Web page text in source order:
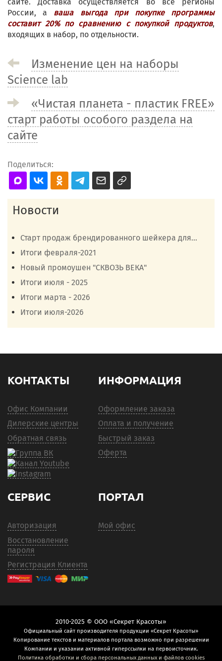
России, а ваша выгода при покупке программы
составит 20% по сравнению с покупкой продуктов,
входящих в набор, по отдельности.
Изменение цен на наборы
Science lab
«Чистая планета - пластик FREE»
старт работы особого раздела на
сайте
Поделиться:
Новости
Старт продаж брендированного шейкера для...
Итоги февраля-2021
Новый промоушен "СКВОЗЬ ВЕКА"
Итоги июля - 2025
Итоги марта - 2026
Итоги июля-2026
КОНТАКТЫ
Офис Компании
Дилерские центры
Обратная связь
ИНФОРМАЦИЯ
Оформление заказа
Оплата и получение
Быстрый заказ
Оферта
СЕРВИС
Авторизация
Восстановление
пароля
Регистрация Клиента
ПОРТАЛ
Мой офис
2010-2025 © ООО «Секрет Красоты»
Официальный сайт производителя продукции «Секрет Красоты»
Копирование текстов и материалов портала возможно при разрешении
Компании и указании активной гиперссылки на первоисточник.
Политика обработки и сбора персональных данных и файлов cookies